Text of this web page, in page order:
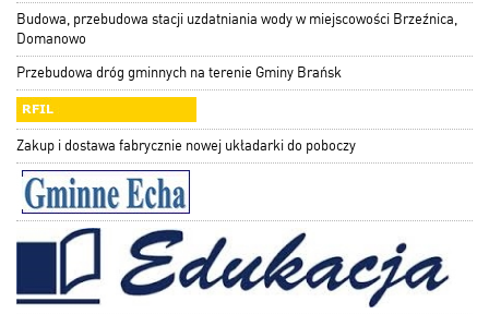
Budowa, przebudowa stacji uzdatniania wody w miejscowości Brzeźnica,
Domanowo
Przebudowa dróg gminnych na terenie Gminy Brańsk
Zakup i dostawa fabrycznie nowej układarki do poboczy